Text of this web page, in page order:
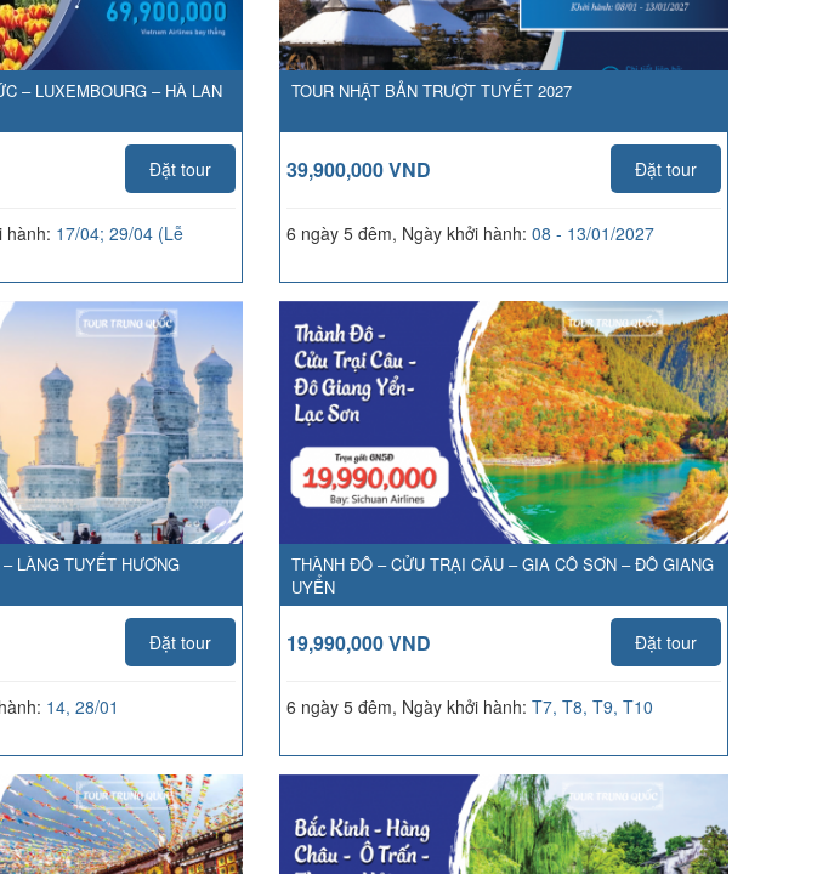
– LUXEMBOURG – HÀ LAN
Đặt tour
hành: 17/04; 29/04 (Lễ
TOUR NHẬT BẢN TRƯỢT TUYẾT 2027
39,900,000 VND Đặt tour
6 ngày 5 đêm, Ngày khởi hành: 08 - 13/01/2027
LÀNG TUYẾT HƯƠNG
Đặt tour
14, 28/01
THÀNH ĐÔ – CỬU TRẠI CÂU – GIA CÔ SƠN – ĐÔ GIANG
UYỂN
19,990,000 VND Đặt tour
6 ngày 5 đêm, Ngày khởi hành: T7, T8, T9, T10